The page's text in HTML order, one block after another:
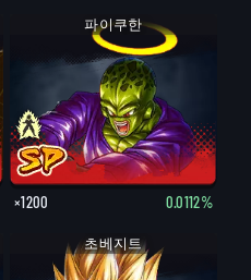
파이쿠한
파이쿠한
×1200 0.0112%
베지트
초베지트